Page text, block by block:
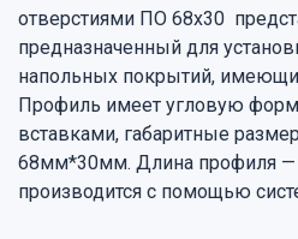
отверстиями ПО 68х30
предназначенный для
напольных покрытий,
Профиль имеет угловую
вставками, габаритные
68мм*30мм. Длина профиля
производится с помощью